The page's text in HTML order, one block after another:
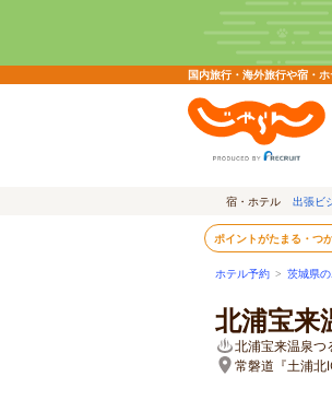
国内旅行・海外旅行や宿・
宿・ホテル 出張ビ
ポイントがたまる・つ
ホテル予約 > 茨城県
北浦宝
北浦宝来温泉つ
常磐道『土浦北